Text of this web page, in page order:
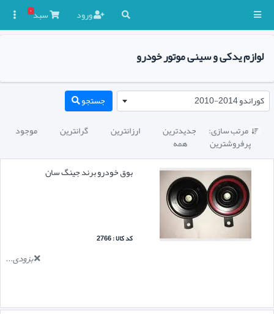
ورود سبد۰
لوازم یدکی و سینی موتور خودرو
کوراندو 2014-2010 جستجو
 مرتب سازی: جدیدترین ارزانترین گرانترین موجود
پرفروشترین
همه
بوق خودرو برند جینگ سان
کد کالا : 2766
بزودی...